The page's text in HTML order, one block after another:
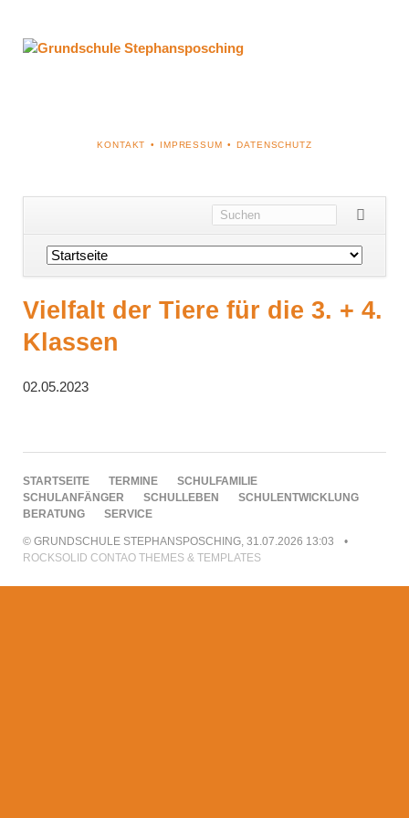
NAVIGATION
KONTAKT IMPRESSUM DATENSCHUTZ
Navigation
überspringen
Vielfalt der Tiere für die 3. + 4.
Klassen
02.05.2023
NAVIGATION
ÜBERSPRINGEN
STARTSEITE TERMINE
SCHULFAMILIE
SCHULANFÄNGER
SCHULLEBEN
SCHULENTWICKLUNG
BERATUNG
SERVICE
© GRUNDSCHULE STEPHANSPOSCHING, 31.07.2026 13:03
ROCKSOLID CONTAO THEMES & TEMPLATES